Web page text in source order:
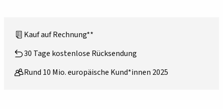
Kauf auf Rechnung**
30 Tage kostenlose Rücksendung
Rund 10 Mio. europäische Kund*innen 2025